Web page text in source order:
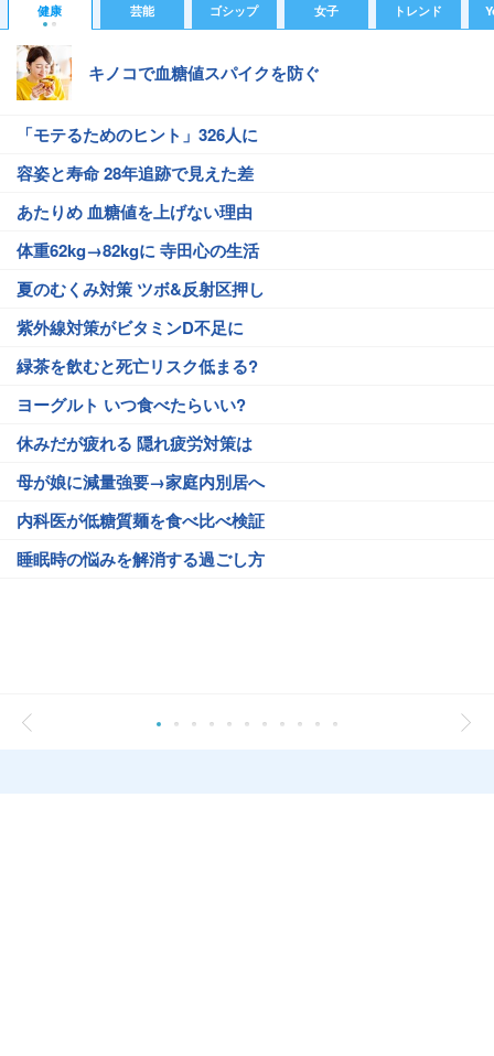
健康 芸能 ゴシップ 女子 トレンド
キノコで血糖値スパイクを防ぐ
「モテるためのヒント」326人に
容姿と寿命 28年追跡で見えた差
あたりめ 血糖値を上げない理由
体重62kg→82kgに 寺田心の生活
夏のむくみ対策 ツボ&反射区押し
紫外線対策がビタミンD不足に
緑茶を飲むと死亡リスク低まる?
ヨーグルト いつ食べたらいい?
休みだが疲れる 隠れ疲労対策は
母が娘に減量強要→家庭内別居へ
内科医が低糖質麺を食べ比べ検証
睡眠時の悩みを解消する過ごし方